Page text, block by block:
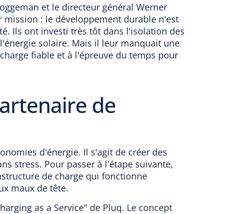
et le directeur général Werner
: le développement durable n'est
Ils ont investi très tôt dans l'isolation des
solaire. Mais il leur manquait une
fiable et à l'épreuve du temps pour
de
d'énergie. Il s'agit de créer des
stress. Pour passer à l'étape suivante,
de charge qui fonctionne
maux de tête.
as a Service" de Pluq. Le concept